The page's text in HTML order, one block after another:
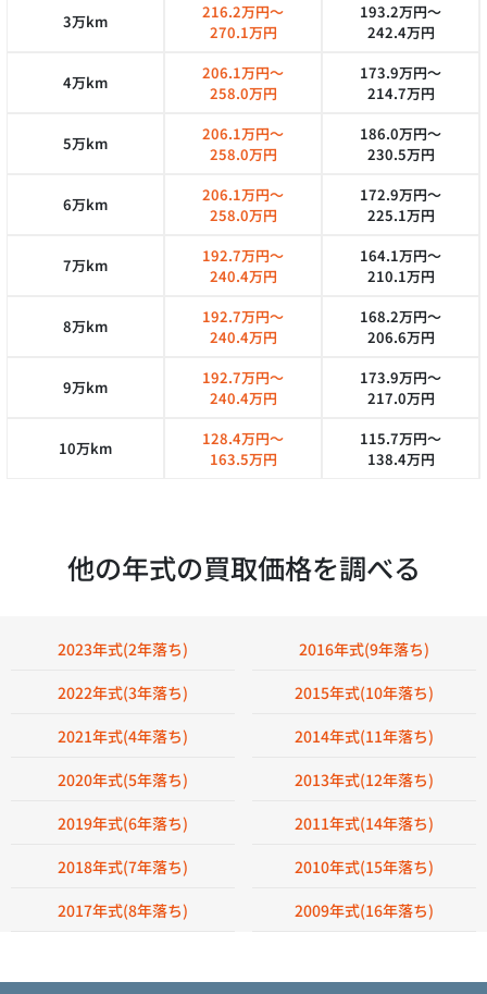
3万km
216.2万円～
270.1万円
193.2万円～
242.4万円
4万km
206.1万円～
258.0万円
173.9万円～
214.7万円
5万km
206.1万円～
258.0万円
186.0万円～
230.5万円
6万km
206.1万円～
258.0万円
172.9万円～
225.1万円
7万km
192.7万円～
240.4万円
164.1万円～
210.1万円
8万km
192.7万円～
240.4万円
168.2万円～
206.6万円
9万km
192.7万円～
240.4万円
173.9万円～
217.0万円
10万km
128.4万円～
163.5万円
115.7万円～
138.4万円
他の年式の買取価格を調べる
2023年式(2年落ち)
2022年式(3年落ち)
2021年式(4年落ち)
2020年式(5年落ち)
2019年式(6年落ち)
2018年式(7年落ち)
2017年式(8年落ち)
2016年式(9年落ち)
2015年式(10年落ち)
2014年式(11年落ち)
2013年式(12年落ち)
2011年式(14年落ち)
2010年式(15年落ち)
2009年式(16年落ち)